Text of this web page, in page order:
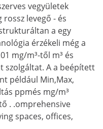
vegyületek
rossz levegő - és
a egy
érzékeli még a
mg/m³-től m³ és
szolgáltat. Aa beépített
például Min,Max,
ppmés mg/m³
. .omprehensive
spaces, offices,